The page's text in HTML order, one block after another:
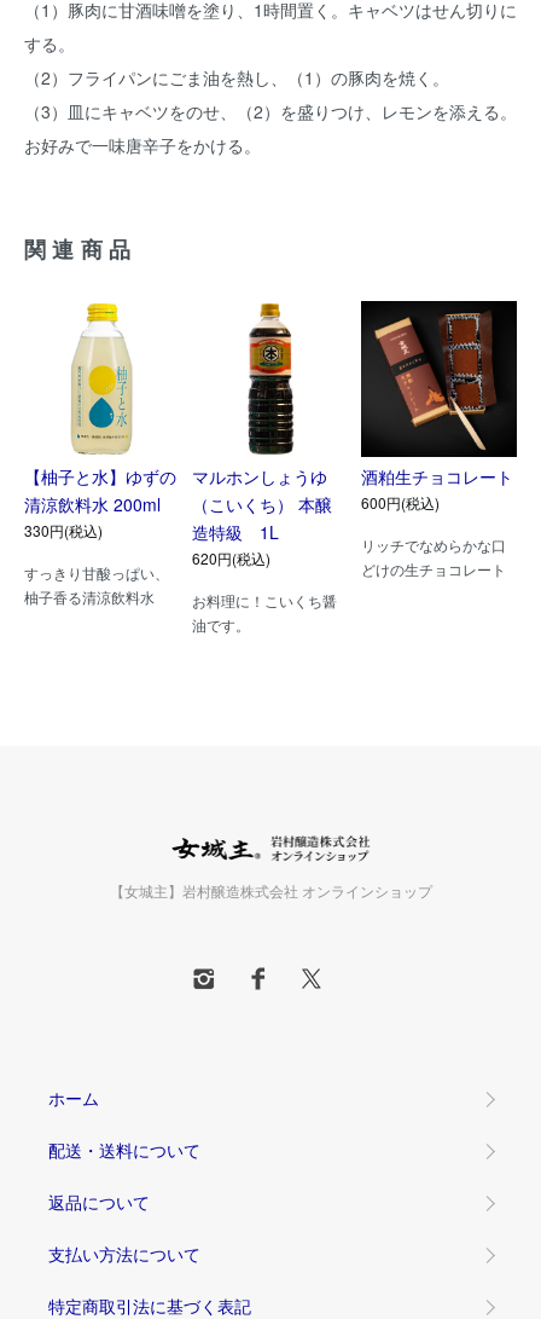
（1）豚肉に甘酒味噌を塗り、1時間置く。キャベツはせん切りに
する。
（2）フライパンにごま油を熱し、（1）の豚肉を焼く。
（3）皿にキャベツをのせ、（2）を盛りつけ、レモンを添える。
お好みで一味唐辛子をかける。
関連商品
【柚子と水】ゆずの
清涼飲料水 200ml
330円(税込)
すっきり甘酸っぱい、
柚子香る清涼飲料水
マルホンしょうゆ
（こいくち） 本醸
造特級 1L
620円(税込)
お料理に！こいくち醤
油です。
酒粕生チョコレート
600円(税込)
リッチでなめらかな口
どけの生チョコレート
【女城主】岩村醸造株式会社 オンラインショップ
ホーム
配送・送料について
返品について
支払い方法について
特定商取引法に基づく表記